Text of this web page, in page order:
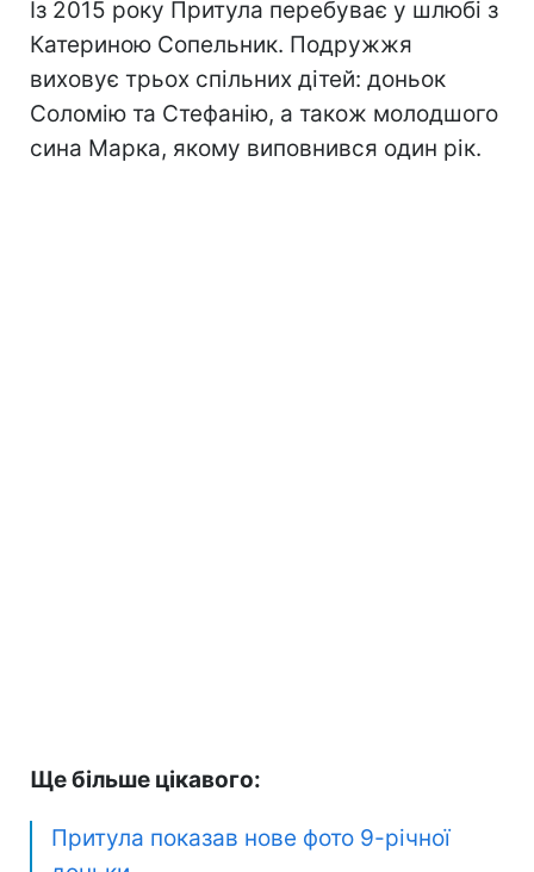
Із 2015 року Притула перебуває у шлюбі з
Катериною Сопельник. Подружжя
виховує трьох спільних дітей: доньок
Соломію та Стефанію, а також молодшого
сина Марка, якому виповнився один рік.
Ще більше цікавого:
Притула показав нове фото 9-річної